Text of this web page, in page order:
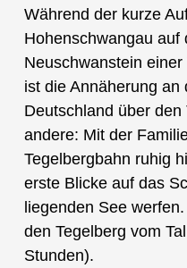
Während der kurze
Hohenschwangau auf
Neuschwanstein
ist die Annäherung
Deutschland über
andere: Mit der
Tegelbergbahn ruhig
erste Blicke auf das
liegenden See
den Tegelberg vom
Stunden).